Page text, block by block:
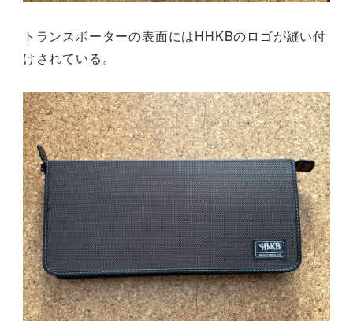
トランスボーターの表面にはHHKBのロゴが縫い付
けされている。